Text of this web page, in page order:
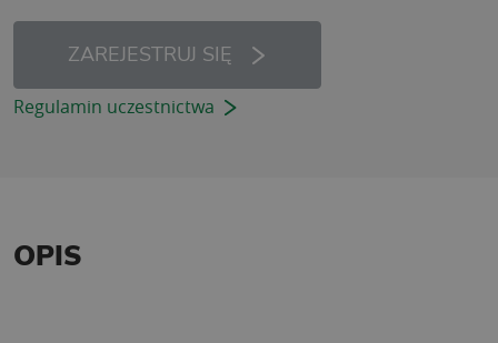
ZAREJESTRUJ SIĘ
Regulamin uczestnictwa
OPIS